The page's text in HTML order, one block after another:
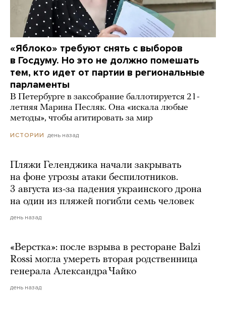
«Яблоко» требуют снять с выборов
в Госдуму. Но это не должно помешать
тем, кто идет от партии в региональные
парламенты
В Петербурге в заксобрание баллотируется 21-
летняя Марина Песляк. Она «искала любые
методы», чтобы агитировать за мир
ИСТОРИИ день назад
Пляжи Геленджика начали закрывать
на фоне угрозы атаки беспилотников.
3 августа из-за падения украинского дрона
на один из пляжей погибли семь человек
день назад
«Верстка»: после взрыва в ресторане Balzi
Rossi могла умереть вторая родственница
генерала Александра Чайко
день назад